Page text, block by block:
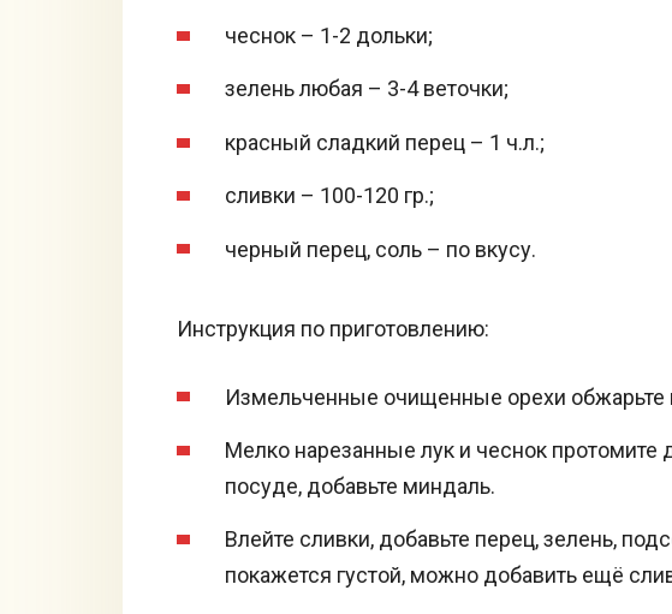
чеснок – 1-2 дольки;
зелень любая – 3-4 веточки;
красный сладкий перец – 1 ч.л.;
сливки – 100-120 гр.;
черный перец, соль – по вкусу.
Инструкция по приготовлению:
Измельченные очищенные орехи обжарьте
Мелко нарезанные лук и чеснок протомите
посуде, добавьте миндаль.
Влейте сливки, добавьте перец, зелень,
покажется густой, можно добавить ещё